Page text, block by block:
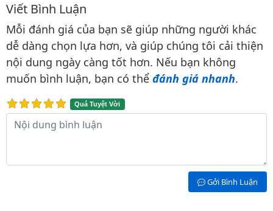
Bình luận & Đánh giá
Viết Bình Luận
Mỗi đánh giá của bạn sẽ giúp những người khác
dễ dàng chọn lựa hơn, và giúp chúng tôi cải thiện
nội dung ngày càng tốt hơn. Nếu bạn không
muốn bình luận, bạn có thể đánh giá nhanh.
Quá Tuyệt Vời
Nội dung bình luận
Gởi Bình Luận